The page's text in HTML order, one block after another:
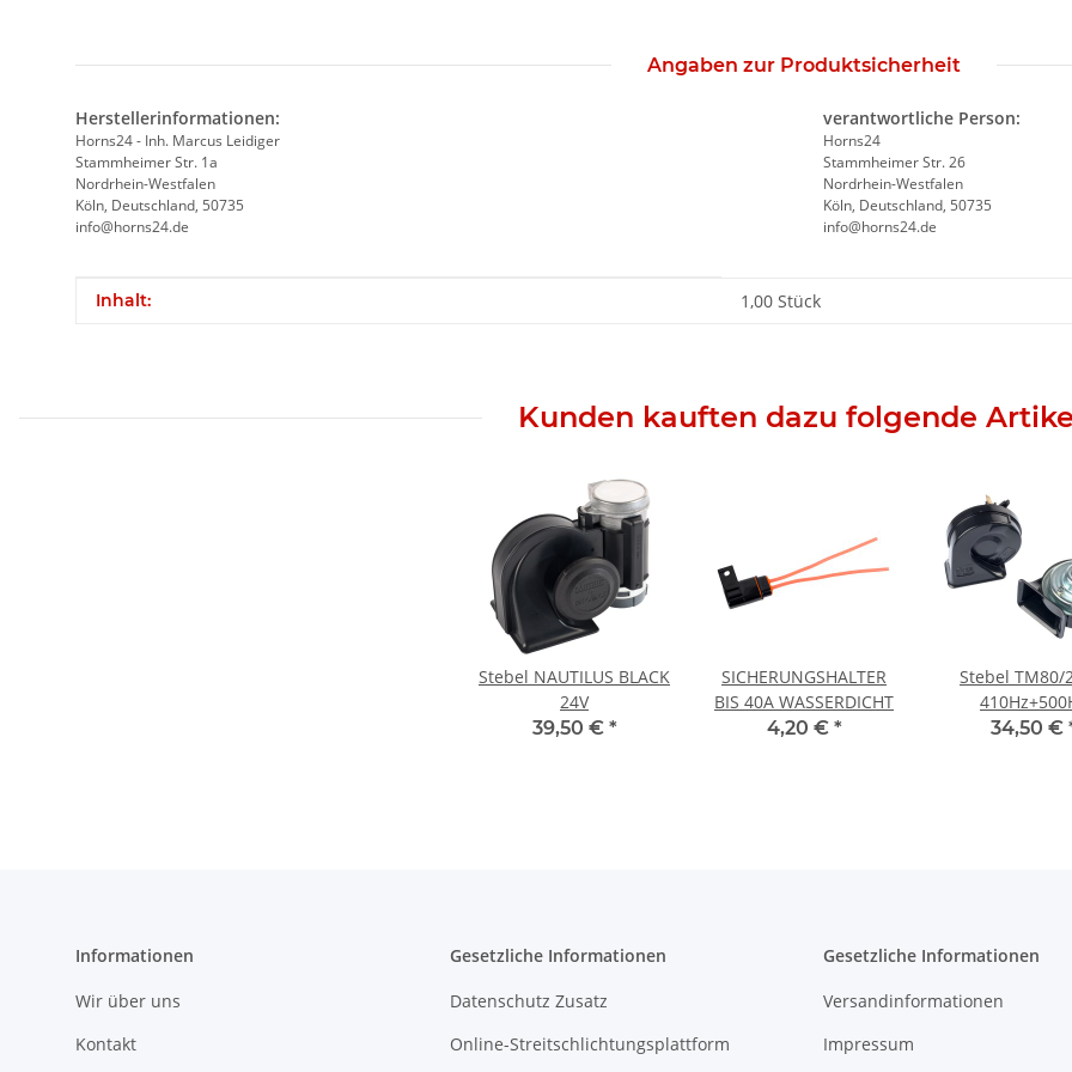
Angaben zur Produktsicherheit
Herstellerinformationen:
Horns24 - Inh. Marcus Leidiger
Stammheimer Str. 1a
Nordrhein-Westfalen
Köln, Deutschland, 50735
info@horns24.de
verantwortliche Person:
Horns24
Stammheimer Str. 26
Nordrhein-Westfalen
Köln, Deutschland, 50735
info@horns24.de
Produkteigenschaft
Wert
Inhalt: 1,00 Stück
Kunden kauften dazu folgende
Stebel NAUTILUS BLACK
24V
39,50 € *
SICHERUNGSHALTER
BIS 40A WASSERDICHT
4,20 € *
Stebel TM80/
34,50 €
Informationen
Wir über uns
Kontakt
Gesetzliche Informationen
Datenschutz Zusatz
Online-Streitschlichtungsplattform
Gesetzliche Informationen
Versandinformationen
Impressum